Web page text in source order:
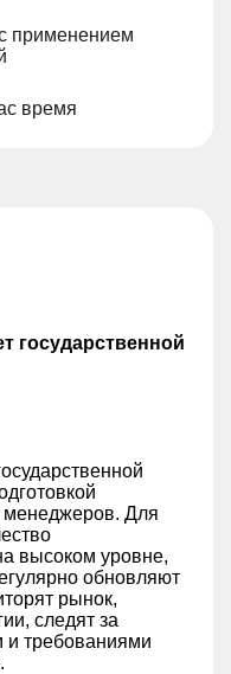
применением
время
государственной
менеджеров. Для
высоком уровне,
обновляют
рынок,
следят за
требованиями